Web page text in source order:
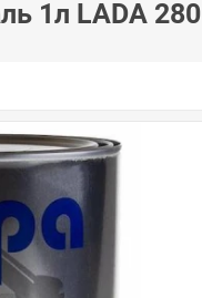
1л LADA 280